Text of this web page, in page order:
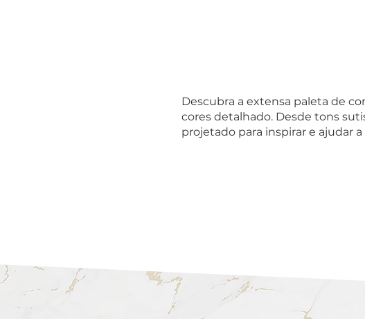
Descubra a extensa paleta de
cores detalhado. Desde tons
projetado para inspirar e ajudar